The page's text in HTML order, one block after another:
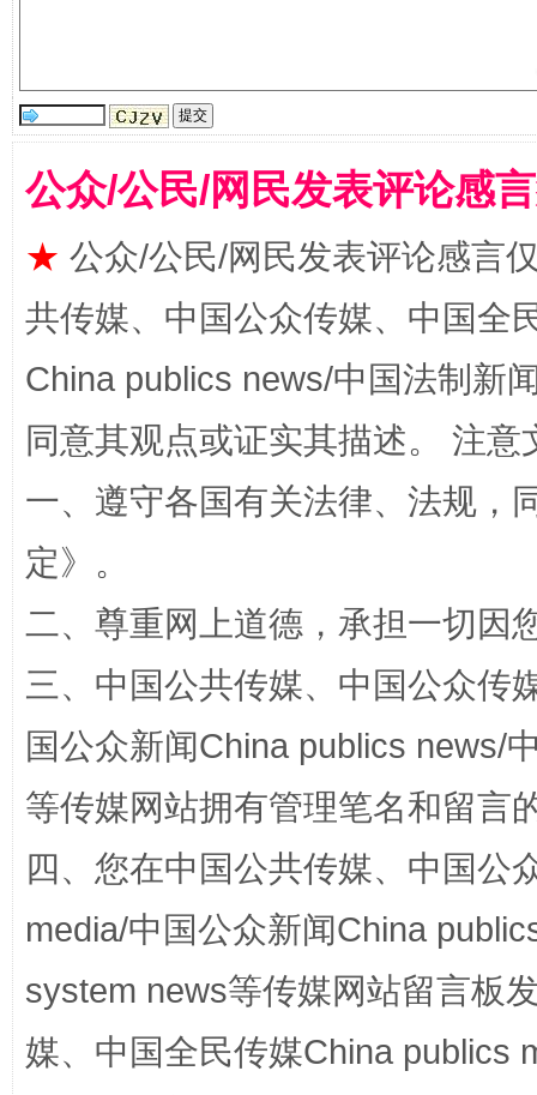
全民健身五年计划来了！等你上场
阿坝州三大球赛在茂县开幕 规模
国家大学科技园优化重塑工作
扯下公款旅游的“隐身衣” 如何以
公众/公民/网民发表评论感
★ 公众/公民/网民发表评论感言
共传媒、中国公众传媒、中国全
China publics news/中国法制新
同意其观点或证实其描述。 注
一、遵守各国有关法律、法规，
定》。
二、尊重网上道德，承担一切因
三、中国公共传媒、中国公众传
国公众新闻China publics news/
等传媒网站拥有管理笔名和留言
四、您在中国公共传媒、中国公
media/中国公众新闻China
system news等传媒网站留言板
媒、中国全民传媒China publics